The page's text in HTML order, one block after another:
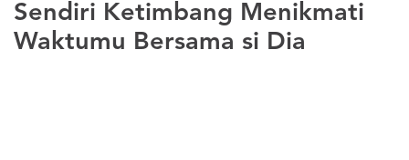
Sendiri Ketimbang Menikmati
Waktumu Bersama si Dia